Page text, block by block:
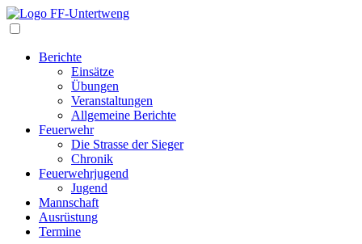
Berichte
Einsätze
Übungen
Veranstaltungen
Allgemeine Berichte
Feuerwehr
Die Strasse der Sieger
Chronik
Feuerwehrjugend
Jugend
Mannschaft
Ausrüstung
Termine